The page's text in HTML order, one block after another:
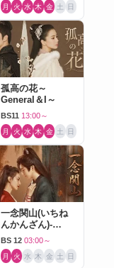
月 火 水 木 金 土 日
孤高の花～
General＆I～
BS11 13:00～
月 火 水 木 金 土 日
一念関山(いちね
んかんざん)-
Journey to Love-
BS 12 03:00～
月 火 水 木 金 土 日